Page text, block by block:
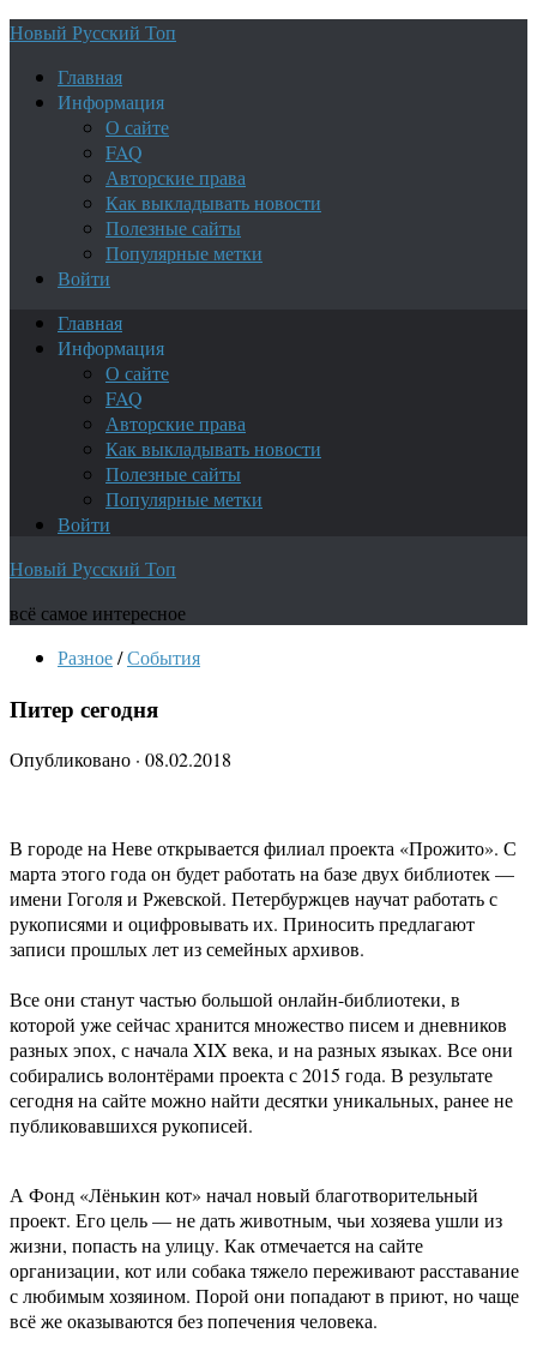
Новый Русский Топ
Главная
Информация
О сайте
FAQ
Авторские права
Как выкладывать новости
Полезные сайты
Популярные метки
Войти
Главная
Информация
О сайте
FAQ
Авторские права
Как выкладывать новости
Полезные сайты
Популярные метки
Войти
Новый Русский Топ
всё самое интересное
Разное/События
Питер сегодня
Опубликовано · 08.02.2018
В городе на Неве открывается филиал проекта «Прожито». С
марта этого года он будет работать на базе двух библиотек —
имени Гоголя и Ржевской. Петербуржцев научат работать с
рукописями и оцифровывать их. Приносить предлагают
записи прошлых лет из семейных архивов.
Все они станут частью большой онлайн-библиотеки, в
которой уже сейчас хранится множество писем и дневников
разных эпох, с начала XIX века, и на разных языках. Все они
собирались волонтёрами проекта с 2015 года. В результате
сегодня на сайте можно найти десятки уникальных, ранее не
публиковавшихся рукописей.
А Фонд «Лёнькин кот» начал новый благотворительный
проект. Его цель — не дать животным, чьи хозяева ушли из
жизни, попасть на улицу. Как отмечается на сайте
организации, кот или собака тяжело переживают расставание
с любимым хозяином. Порой они попадают в приют, но чаще
всё же оказываются без попечения человека.